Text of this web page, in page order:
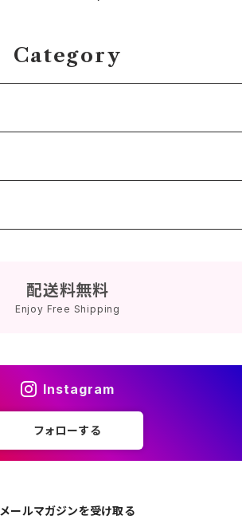
Category
配送料無料
Enjoy Free Shipping
Instagram
フォローする
メールマガジンを受け取る